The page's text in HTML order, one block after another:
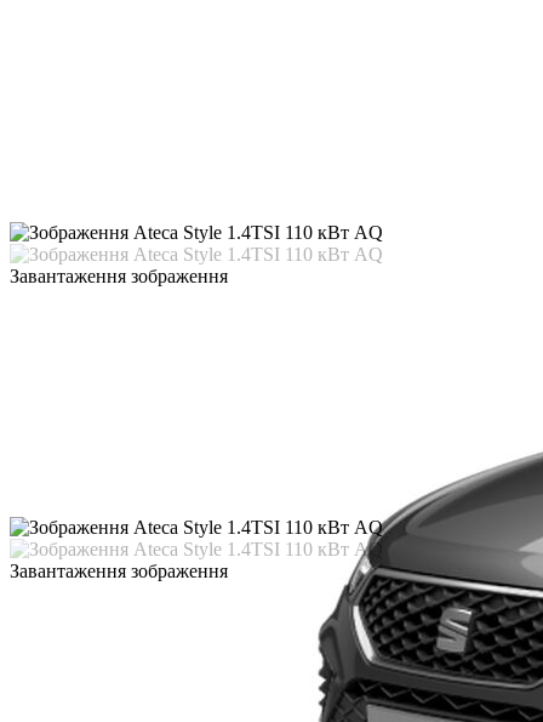
Завантаження зображення
Завантаження зображення